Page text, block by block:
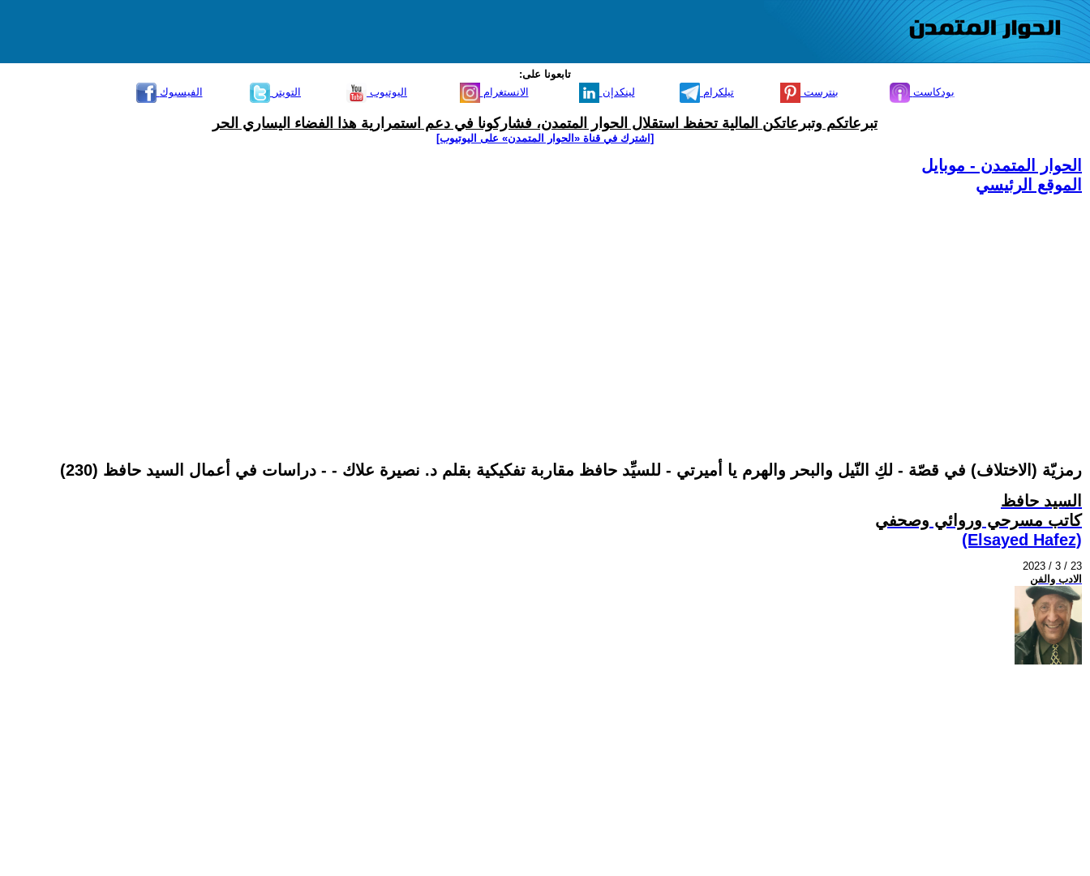
تابعونا على:
الفيسبوك
التويتر اليوتيوب الانستغرام لينكدإن تيلكرام بنترست بودكاست
تبرعاتكم وتبرعاتكن المالية تحفظ استقلال الحوار المتمدن، فشاركونا في دعم استمرارية هذا الفضاء اليساري الحر
[اشترك في قناة ‫«الحوار المتمدن» على اليوتيوب]
الحوار المتمدن - موبايل
الموقع الرئيسي
رمزيّة (الاختلاف) في قصّة - لكِ النّيل والبحر والهرم يا أميرتي - للسيِّد حافظ مقاربة تفكيكية بقلم د. نصيرة علاك - - دراسات في أعمال السيد حافظ (230)
السيد حافظ
كاتب مسرحي وروائي وصحفي
(Elsayed Hafez)
2023 / 3 / 23
الادب والفن